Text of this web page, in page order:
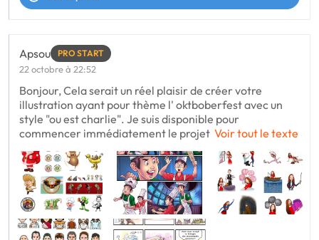
Apsou PRO START
22 octobre à 22:52
Bonjour, Cela serait un réel plaisir de créer votre
illustration ayant pour thème l' oktboberfest avec un
style "ou est charlie". Je suis disponible pour
commencer immédiatement le projet Voir tout le texte